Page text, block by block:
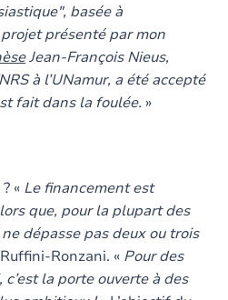
basée à
présenté par mon
Jean-François Nieus,
à l’UNamur, a été accepté
fait dans la foulée. »
« Le financement est
que, pour la plupart des
dépasse pas deux ou trois
Ronzani. « Pour des
la porte ouverte à des